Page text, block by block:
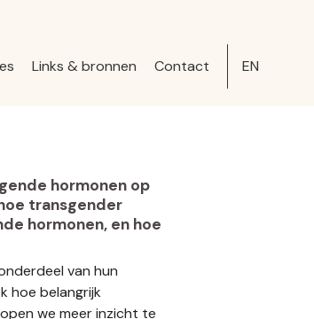
Links & bronnen Contact EN
hormonen op
transgender
hormonen, en hoe
van hun
hoe belangrijk
we meer inzicht te